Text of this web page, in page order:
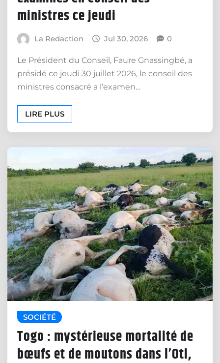
ministres ce jeudi
La Redaction Jul 30, 2026 0
Le Président du Conseil, Faure Gnassingbé, a
présidé ce jeudi 30 juillet 2026, le conseil des
ministres consacré a l’examen…
LIRE PLUS
SOCIÉTÉ
Togo : mystérieuse mortalité de
bœufs et de moutons dans l’Oti,